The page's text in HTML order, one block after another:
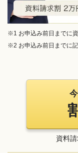
※1 お申込み前日までに
※2 お申込み前日までに
資料